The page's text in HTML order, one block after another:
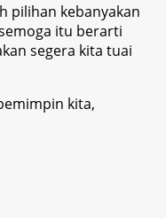
pilihan kebanyakan
itu berarti
segera kita tuai
kita,